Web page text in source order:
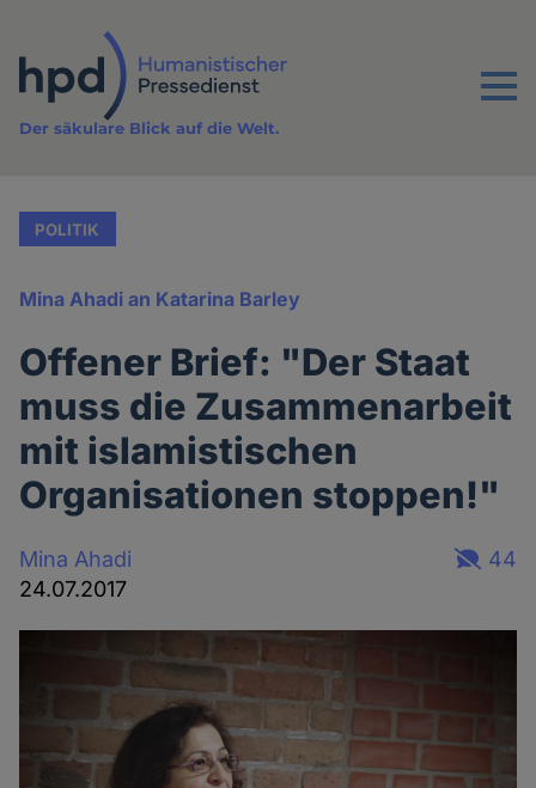
Inhalt
Menu
Der säkulare Blick auf die Welt.
POLITIK
Mina Ahadi an Katarina Barley
Offener Brief: "Der Staat
muss die Zusammenarbeit
mit islamistischen
Organisationen stoppen!"
Mina Ahadi
24.07.2017
44